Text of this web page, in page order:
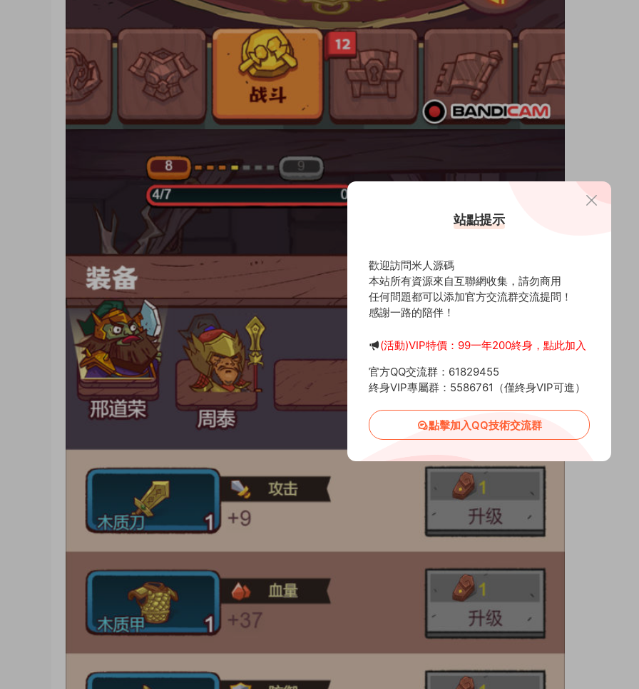
站點提示
歡迎訪問米人源碼
本站所有資源來自互聯網收集，請勿商用
任何問題都可以添加官方交流群交流提問！
感謝一路的陪伴！
(活動)VIP特價：99一年200終身，點此加入
官方QQ交流群：61829455
終身VIP專屬群：5586761（僅終身VIP可進）
點擊加入QQ技術交流群